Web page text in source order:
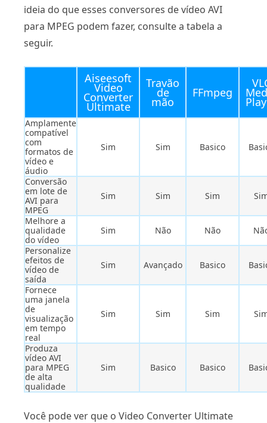
ideia do que esses conversores de vídeo AVI
para MPEG podem fazer, consulte a tabela a
seguir.
Aiseesoft
Video
Converter
Ultimate
Travão
de
mão
FFmpeg
Amplamente
compatível
com
formatos de
vídeo e
áudio
Sim Sim Basico
Conversão
em lote de
AVI para
MPEG
Sim Sim Sim
Melhore a
qualidade
do vídeo
Sim Não Não
Personalize
efeitos de
vídeo de
saída
Sim Avançado Basico
Fornece
uma janela
de
visualização
em tempo
real
Sim Sim Sim
Produza
vídeo AVI
para MPEG
de alta
qualidade
Sim Basico Basico
Você pode ver que o Video Converter Ultimate